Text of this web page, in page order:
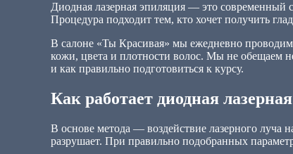
Диодная лазерная эпиляция — это современный
Процедура подходит тем, кто хочет получить
В салоне «Ты Красивая» мы ежедневно
кожи, цвета и плотности волос. Мы не обещаем
и как правильно подготовиться к курсу.
Как работает диодная
В основе метода — воздействие лазерного луча
разрушает. При правильно подобранных